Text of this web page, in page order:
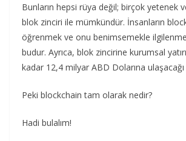
Bunların hepsi rüya değil; birçok yetenek
blok zinciri ile mümkündür. İnsanların
öğrenmek ve onu benimsemekle
budur. Ayrıca, blok zincirine kurumsal
kadar 12,4 milyar ABD Dolarına
Peki blockchain tam olarak nedir?
Hadi bulalım!